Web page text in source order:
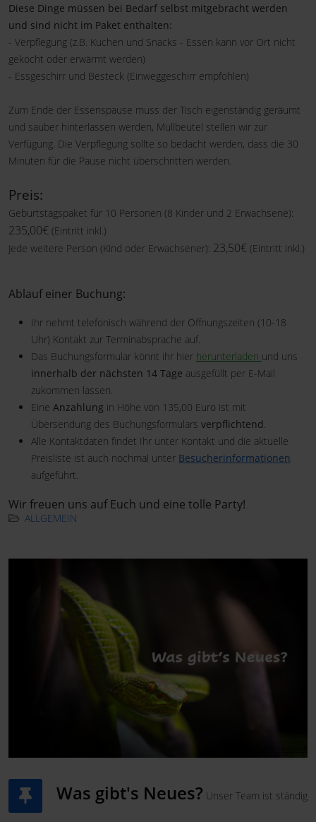
Diese Dinge müssen bei Bedarf selbst mitgebracht werden
und sind nicht im Paket enthalten:
- Verpflegung (z.B. Kuchen und Snacks - Essen kann vor Ort nicht
gekocht oder erwärmt werden)
- Essgeschirr und Besteck (Einweggeschirr empfohlen)
Zum Ende der Essenspause muss der Tisch eigenständig geräumt
und sauber hinterlassen werden, Müllbeutel stellen wir zur
Verfügung. Die Verpflegung sollte so bedacht werden, dass die 30
Minuten für die Pause nicht überschritten werden.
Preis:
Geburtstagspaket für 10 Personen (8 Kinder und 2 Erwachsene):
235,00€ (Eintritt inkl.)
Jede weitere Person (Kind oder Erwachsener): 23,50€ (Eintritt inkl.)
Ablauf einer Buchung:
Ihr nehmt telefonisch während der Öffnungszeiten (10-18
Uhr) Kontakt zur Terminabsprache auf.
Das Buchungsformular könnt ihr hier herunterladen und uns
innerhalb der nächsten 14 Tage ausgefüllt per E-Mail
zukommen lassen.
Eine Anzahlung in Höhe von 135,00 Euro ist mit
Übersendung des Buchungsformulars verpflichtend.
Alle Kontaktdaten findet Ihr unter Kontakt und die aktuelle
Preisliste ist auch nochmal unter Besucherinformationen
aufgeführt.
Wir freuen uns auf Euch und eine tolle Party!
ALLGEMEIN
Was gibt's Neues? Unser Team ist ständig